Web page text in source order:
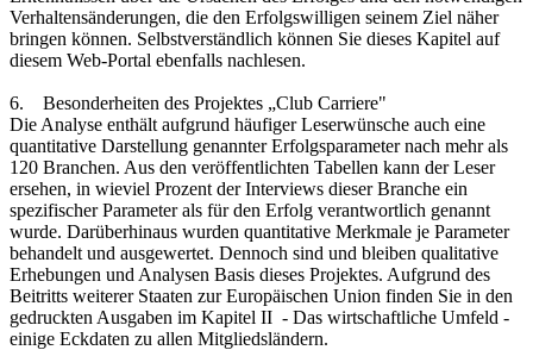
Verhaltensänderungen, die den Erfolgswilligen seinem Ziel näher
bringen können. Selbstverständlich können Sie dieses Kapitel auf
diesem Web-Portal ebenfalls nachlesen.
6. Besonderheiten des Projektes „Club Carriere"
Die Analyse enthält aufgrund häufiger Leserwünsche auch eine
quantitative Darstellung genannter Erfolgsparameter nach mehr als
120 Branchen. Aus den veröffentlichten Tabellen kann der Leser
ersehen, in wieviel Prozent der Interviews dieser Branche ein
spezifischer Parameter als für den Erfolg verantwortlich genannt
wurde. Darüberhinaus wurden quantitative Merkmale je Parameter
behandelt und ausgewertet. Dennoch sind und bleiben qualitative
Erhebungen und Analysen Basis dieses Projektes. Aufgrund des
Beitritts weiterer Staaten zur Europäischen Union finden Sie in den
gedruckten Ausgaben im Kapitel II - Das wirtschaftliche Umfeld -
einige Eckdaten zu allen Mitgliedsländern.